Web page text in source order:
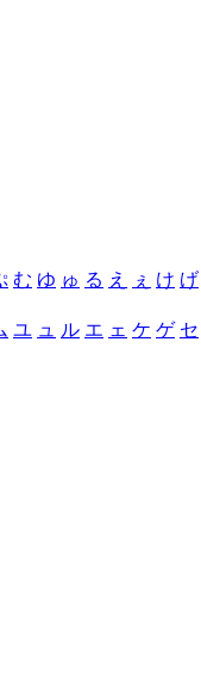
む ゆ ゅ る え ぇ け げ
ユ ュ ル エ ェ ケ ゲ セ